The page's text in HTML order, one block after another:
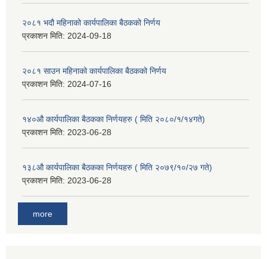
२०८१ भदौ महिनाको कार्यपालिका बैठकको निर्णय
प्रकाशन मिति: 2024-09-18
२०८१ साउन महिनाको कार्यपालिका बैठकको निर्णय
प्रकाशन मिति: 2024-07-16
१४०औ कार्यपालिका बैठकका निर्णयहरु ( मिति २०८०/१/१४गते)
प्रकाशन मिति: 2023-06-28
१३८औ कार्यपालिका बैठकका निर्णयहरु ( मिति २०७९/१०/२७ गते)
प्रकाशन मिति: 2023-06-28
more